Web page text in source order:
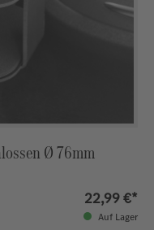
Ø 76mm
22,99 €*
Auf Lager